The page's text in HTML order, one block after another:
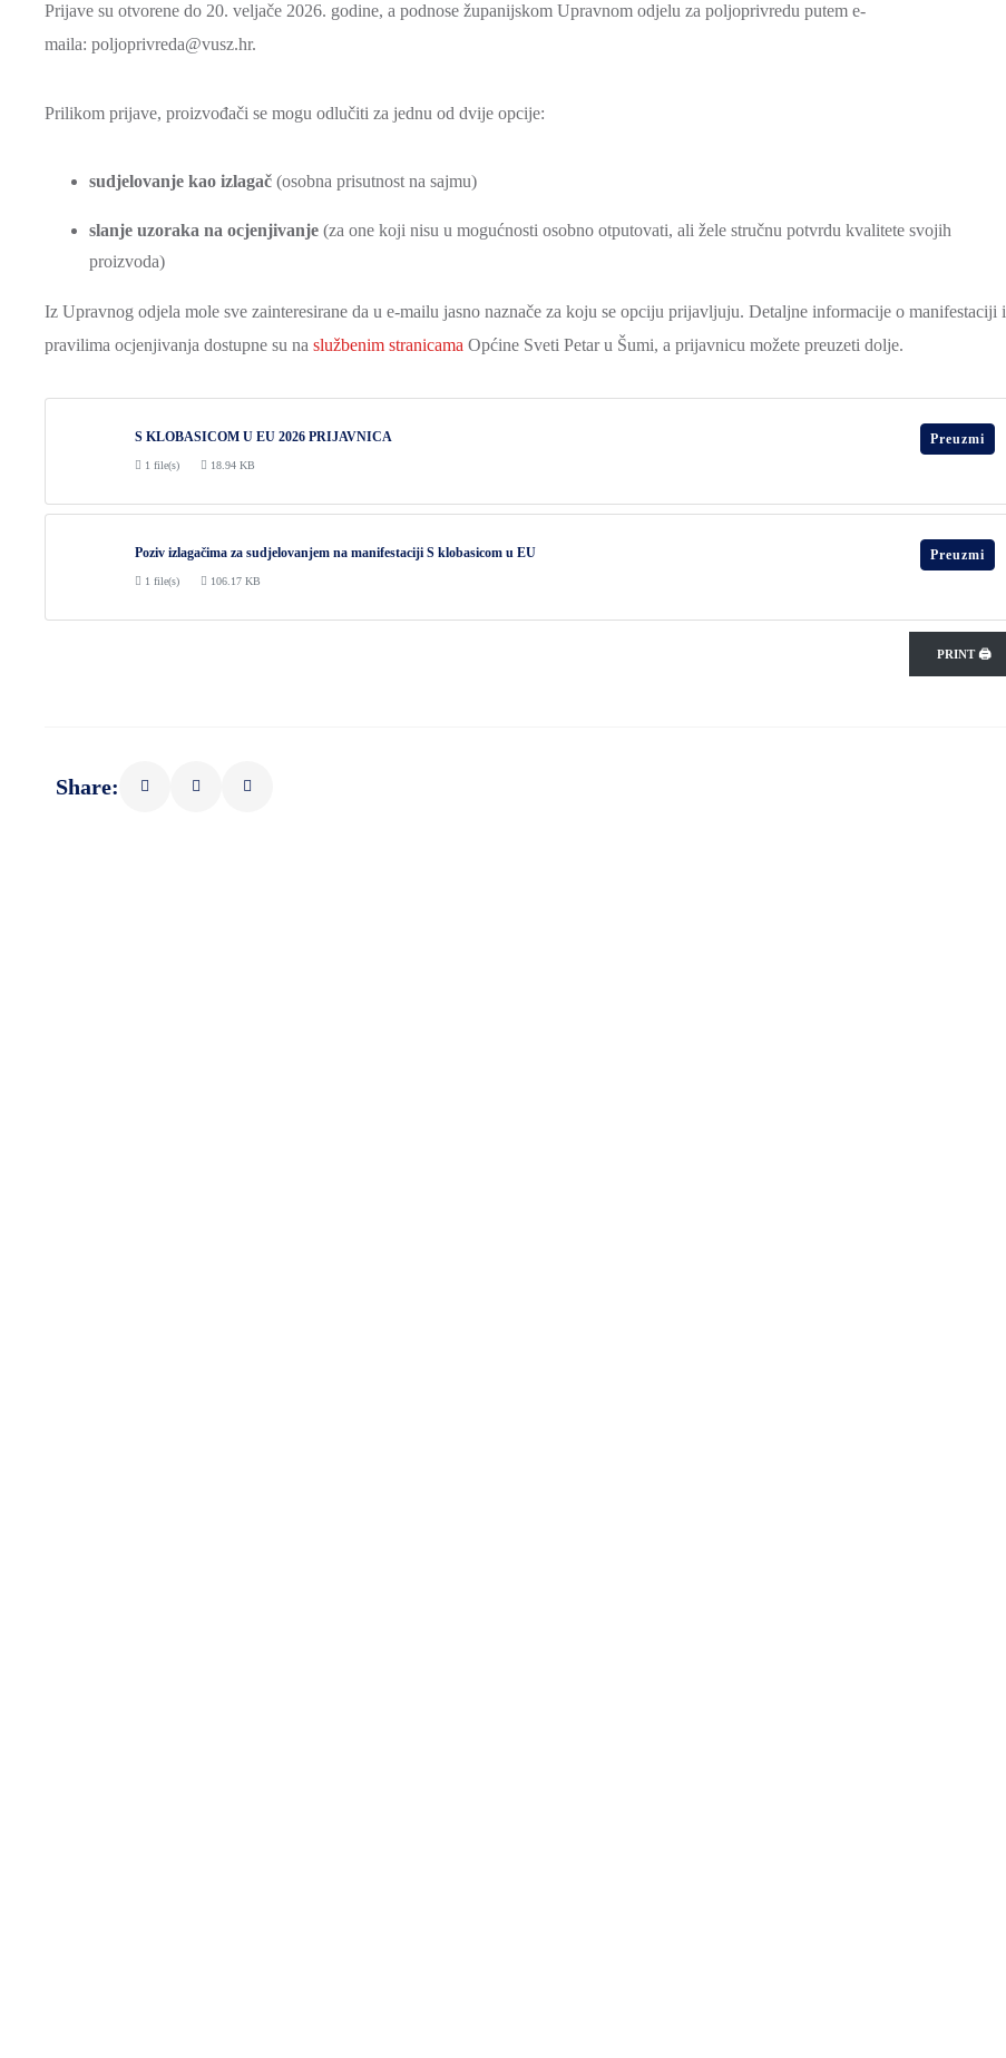
Prijave su otvorene do 20. veljače 2026. godine, a podnose županijskom Upravnom odjelu za poljoprivredu putem e-
maila: poljoprivreda@vusz.hr.
Prilikom prijave, proizvođači se mogu odlučiti za jednu od dvije opcije:
sudjelovanje kao izlagač (osobna prisutnost na sajmu)
slanje uzoraka na ocjenjivanje (za one koji nisu u mogućnosti osobno otputovati, ali žele stručnu potvrdu kvalitete svojih
proizvoda)
Iz Upravnog odjela mole sve zainteresirane da u e-mailu jasno naznače za koju se opciju prijavljuju. Detaljne informacije o manifestaciji i
pravilima ocjenjivanja dostupne su na službenim stranicama Općine Sveti Petar u Šumi, a prijavnicu možete preuzeti dolje.
S KLOBASICOM U EU 2026 PRIJAVNICA
1 file(s) 18.94 KB
Preuzmi
Poziv izlagačima za sudjelovanjem na manifestaciji S klobasicom u EU
1 file(s) 106.17 KB
Preuzmi
PRINT 🖨
Share: